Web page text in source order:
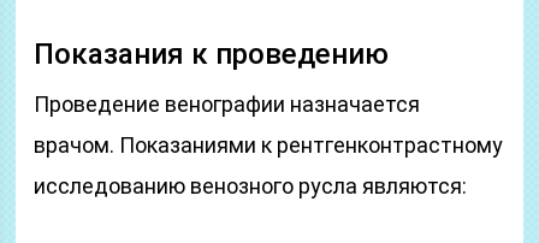
Показания к проведению
Проведение венографии назначается
врачом. Показаниями к рентгенконтрастному
исследованию венозного русла являются: